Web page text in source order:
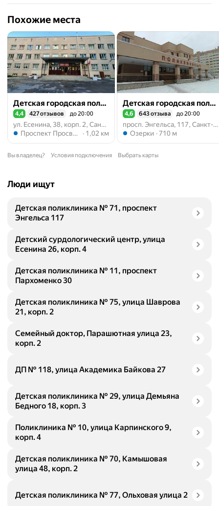
Похожие места
Детская городская поликлиника № 17
Рейтинг 4,4 из 5
4,4 427 отзывов до 20:00
ул. Есенина, 38, корп. 2, Санкт-Петербург
Метро Проспект Просвещения
Проспект Просвещения 1,02 км
Детская городская поликлиника № 71
Рейтинг 4,6 из 5
4,6 643 отзыва до 20:00
просп. Энгельса, 117, Санкт-Петербург
Метро Озерки
Озерки 710 м
Вы владелец? Условия подключения Выбрать карты
Люди ищут
Детская поликлиника № 71, проспект
Энгельса 117
Детский сурдологический центр, улица
Есенина 26, корп. 4
Детская поликлиника № 11, проспект
Пархоменко 30
Детская поликлиника № 75, улица Шаврова
21, корп. 2
Семейный доктор, Парашютная улица 23,
корп. 2
ДП № 118, улица Академика Байкова 27
Детская поликлиника № 29, улица Демьяна
Бедного 18, корп. 3
Поликлиника № 10, улица Карпинского 9,
корп. 4
Детская поликлиника № 70, Камышовая
улица 48, корп. 2
Детская поликлиника № 77, Ольховая улица 2